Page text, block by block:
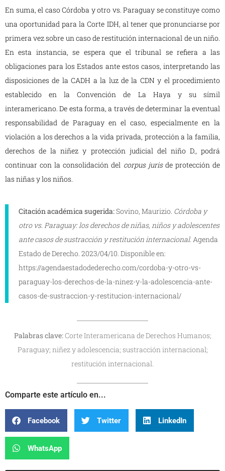
En suma, el caso Córdoba y otro vs. Paraguay se constituye como
una oportunidad para la Corte IDH, al tener que pronunciarse por
primera vez sobre un caso de restitución internacional de un niño.
En esta instancia, se espera que el tribunal se refiera a las
obligaciones para los Estados ante estos casos, interpretando las
disposiciones de la CADH a la luz de la CDN y el procedimiento
establecido en la Convención de La Haya y su símil
interamericano. De esta forma, a través de determinar la eventual
responsabilidad de Paraguay en el caso, especialmente en la
violación a los derechos a la vida privada, protección a la familia,
derechos de la niñez y protección judicial del niño D., podrá
continuar con la consolidación del corpus jurisde protección de
las niñas y los niños.
Citación académica sugerida:Sovino, Maurizio. Córdoba y
otro vs. Paraguay: los derechos de niñas, niños y adolescentes
ante casos de sustracción y restitución internacional. Agenda
Estado de Derecho. 2023/04/10. Disponible en:
https://agendaestadodederecho.com/cordoba-y-otro-vs-
paraguay-los-derechos-de-la-ninez-y-la-adolescencia-ante-
casos-de-sustraccion-y-restitucion-internacional/
Palabras clave:Corte Interamericana de Derechos Humanos;
Paraguay; niñez y adolescencia; sustracción internacional;
restitución internacional.
Comparte este artículo en...
Facebook Twitter LinkedIn
WhatsApp